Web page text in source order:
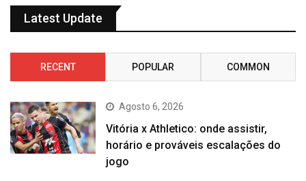
Latest Update
RECENT POPULAR COMMON
Agosto 6, 2026
Vitória x Athletico: onde assistir,
horário e prováveis escalações do
jogo